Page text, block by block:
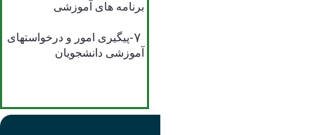
برنامه های آموزشی
-7پیگیری امور و درخواستهای
آموزشی دانشجویان